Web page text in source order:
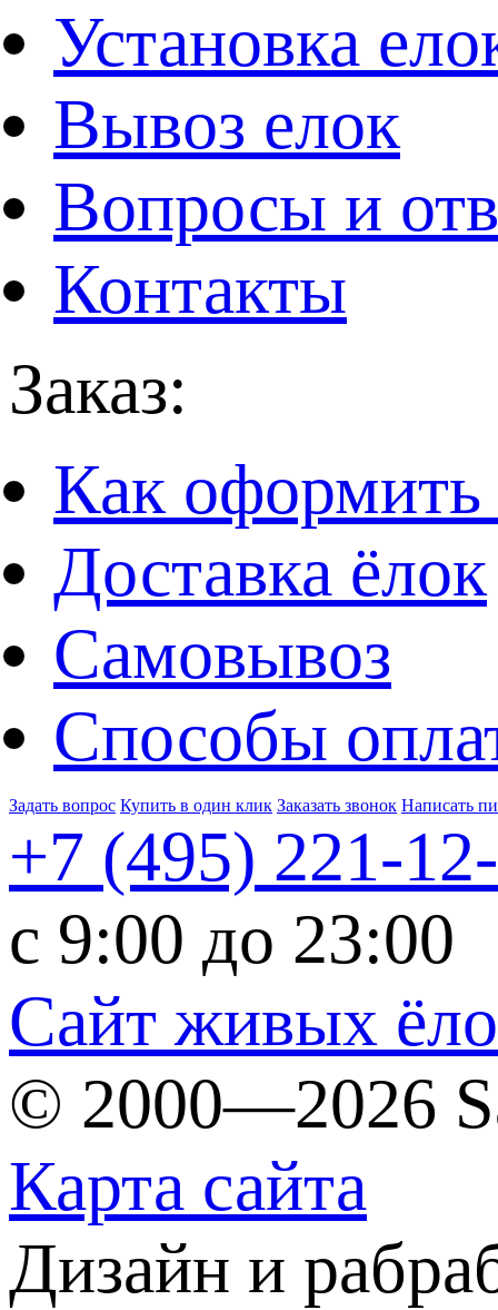
Установка
Вывоз елок
Вопросы и
Контакты
Заказ:
Как оформить
Доставка ёлок
Самовывоз
Способы
Задать вопрос Купить в один клик Заказать звонок Написать
+7 (495) 221-
c 9:00 до 23:00
Сайт живых
© 2000—2026
Карта сайта
Дизайн и